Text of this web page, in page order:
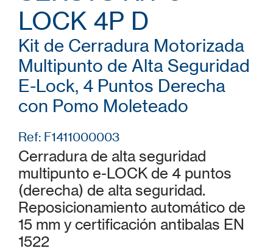
LOCK 4P D
Kit de Cerradura Motorizada
Multipunto de Alta Seguridad
E-Lock, 4 Puntos Derecha
con Pomo Moleteado
Ref: F1411000003
Cerradura de alta seguridad
multipunto e-LOCK de 4 puntos
(derecha) de alta seguridad.
Reposicionamiento automático de
15 mm y certificación antibalas EN
1522